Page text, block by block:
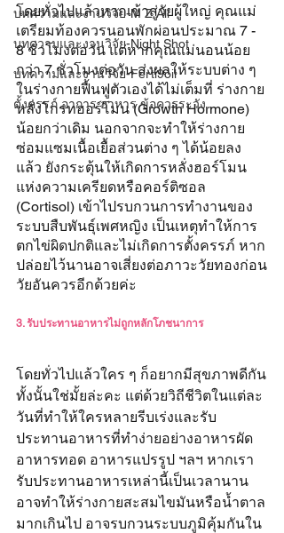
บทความและงานวิจัย-M Z All
บทความและงานวิจัย-Night Shot
บทความและงานวิจัย-Ferti9oil
ตั้งครรภ์ อาการ อาหาร ข้อควรระวัง
โดยทั่วไปแล้วหากเข้าสู่วัยผู้ใหญ่ คุณแม่
เตรียมท้องควรนอนพักผ่อนประมาณ 7 -
8 ชั่วโมงต่อวัน แต่หากคุณแม่นอนน้อย
กว่า 7 ชั่วโมงต่อวัน ส่งผลให้ระบบต่าง ๆ
ในร่างกายฟื้นฟูตัวเองได้ไม่เต็มที่ ร่างกาย
หลั่งโกรทฮอร์โมน (Growth Hormone)
น้อยกว่าเดิม นอกจากจะทำให้ร่างกาย
ซ่อมแซมเนื้อเยื้อส่วนต่าง ๆ ได้น้อยลง
แล้ว ยังกระตุ้นให้เกิดการหลั่งฮอร์โมน
แห่งความเครียดหรือคอร์ติซอล
(Cortisol) เข้าไปรบกวนการทำงานของ
ระบบสืบพันธุ์เพศหญิง เป็นเหตุทำให้การ
ตกไข่ผิดปกติและไม่เกิดการตั้งครรภ์ หาก
ปล่อยไว้นานอาจเสี่ยงต่อภาวะวัยทองก่อน
วัยอันควรอีกด้วยค่ะ
3. รับประทานอาหารไม่ถูกหลักโภชนาการ
โดยทั่วไปแล้วใคร ๆ ก็อยากมีสุขภาพดีกัน
ทั้งนั้นใช่มั้ยล่ะคะ แต่ด้วยวิถีชีวิตในแต่ละ
วันที่ทำให้ใครหลายรีบเร่งและรับ
ประทานอาหารที่ทำง่ายอย่างอาหารผัด
อาหารทอด อาหารแปรรูป ฯลฯ หากเรา
รับประทานอาหารเหล่านี้เป็นเวลานาน
อาจทำให้ร่างกายสะสมไขมันหรือน้ำตาล
มากเกินไป อาจรบกวนระบบภูมิคุ้มกันใน